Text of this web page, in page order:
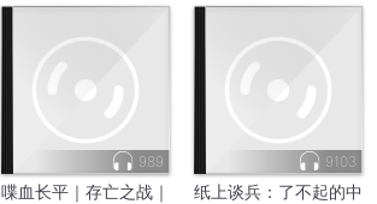
989
喋血长平｜存亡之战｜
9103
纸上谈兵：了不起的中